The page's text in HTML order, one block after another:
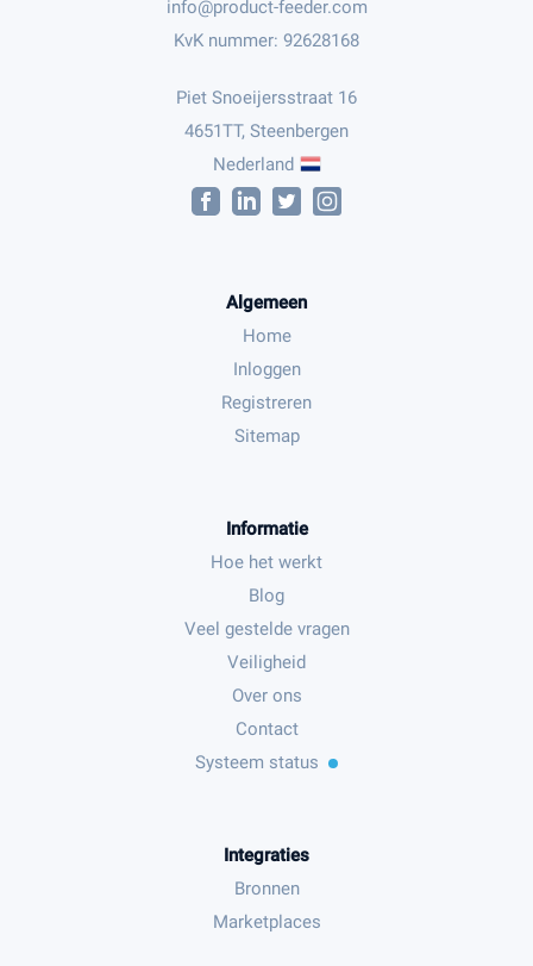
KvK nummer: 92628168
Piet Snoeijersstraat 16
4651TT, Steenbergen
Nederland
Algemeen
Home
Inloggen
Registreren
Sitemap
Informatie
Hoe het werkt
Blog
Veel gestelde vragen
Veiligheid
Over ons
Contact
Systeem status
Integraties
Bronnen
Marketplaces